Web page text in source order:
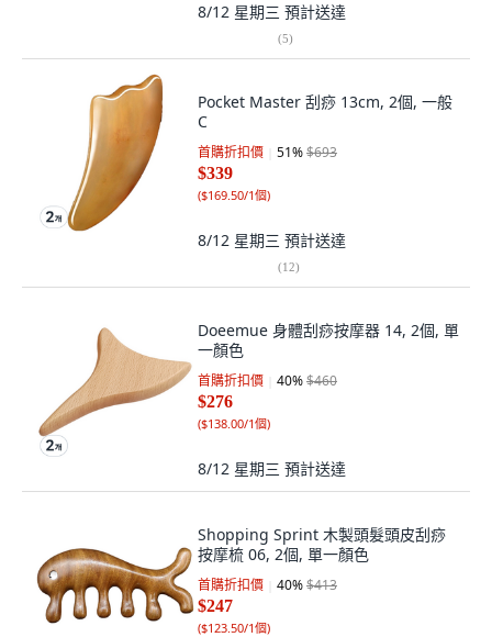
8/12 星期三 預計送達
(5)
Pocket Master 刮痧 13cm, 2個, 一般
C
首購折扣價 51%$693
$339
($169.50/1個)
8/12 星期三 預計送達
(12)
Doeemue 身體刮痧按摩器 14, 2個, 單
一顏色
首購折扣價 40%$460
$276
($138.00/1個)
8/12 星期三 預計送達
Shopping Sprint 木製頭髮頭皮刮痧
按摩梳 06, 2個, 單一顏色
首購折扣價 40%$413
$247
($123.50/1個)